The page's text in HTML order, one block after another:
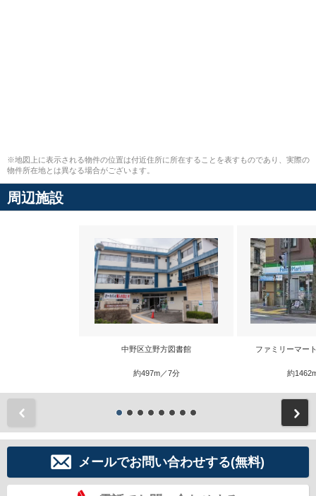
※地図上に表示される物件の位置は付近住所に所在することを表すものであり、実際の
物件所在地とは異なる場合がございます。
周辺施設
中野区立野方図書館
約497m／7分
ファミリーマー
約
メールでお問い合わせする(無料)